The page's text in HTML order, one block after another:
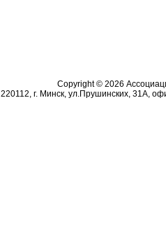
Copyright © 2026
220112, г. Минск, ул.Прушинских, 31А,